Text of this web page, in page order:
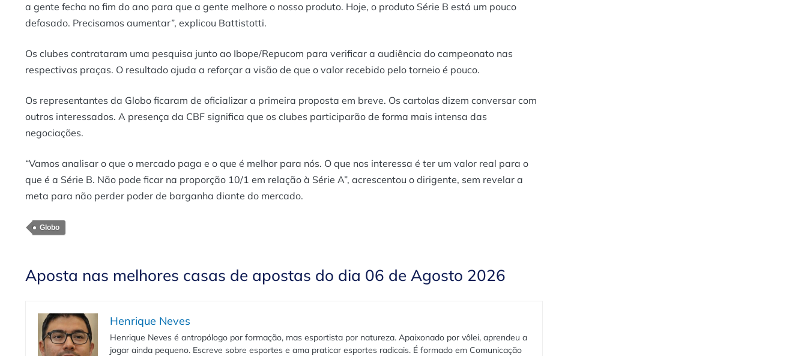
a gente fecha no fim do ano para que a gente melhore o nosso produto. Hoje, o produto Série B está um pouco
defasado. Precisamos aumentar”, explicou Battistotti.
Os clubes contrataram uma pesquisa junto ao Ibope/Repucom para verificar a audiência do campeonato nas
respectivas praças. O resultado ajuda a reforçar a visão de que o valor recebido pelo torneio é pouco.
Os representantes da Globo ficaram de oficializar a primeira proposta em breve. Os cartolas dizem conversar com
outros interessados. A presença da CBF significa que os clubes participarão de forma mais intensa das
negociações.
“Vamos analisar o que o mercado paga e o que é melhor para nós. O que nos interessa é ter um valor real para o
que é a Série B. Não pode ficar na proporção 10/1 em relação à Série A”, acrescentou o dirigente, sem revelar a
meta para não perder poder de barganha diante do mercado.
Globo
Aposta nas melhores casas de apostas do dia 06 de Agosto 2026
Henrique Neves
Henrique Neves é antropólogo por formação, mas esportista por natureza. Apaixonado por vôlei, aprendeu a
jogar ainda pequeno. Escreve sobre esportes e ama praticar esportes radicais. É formado em Comunicação